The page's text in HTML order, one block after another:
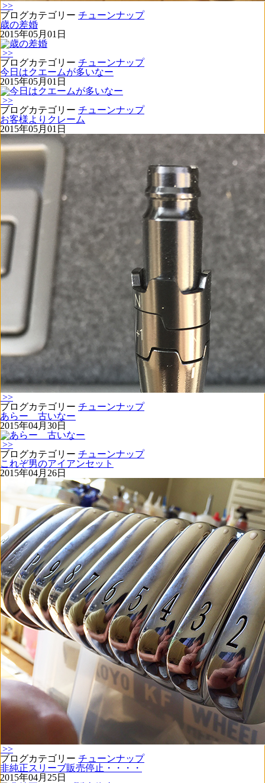
>>
ブログカテゴリー チューンナップ
歳の差婚
2015年05月01日
>>
ブログカテゴリー チューンナップ
今日はクエームが多いなー
2015年05月01日
>>
ブログカテゴリー チューンナップ
お客様よりクレーム
2015年05月01日
>>
ブログカテゴリー チューンナップ
あらー 古いなー
2015年04月30日
>>
ブログカテゴリー チューンナップ
これぞ男のアイアンセット
2015年04月26日
>>
ブログカテゴリー チューンナップ
非純正スリーブ販売停止・・・・
2015年04月25日